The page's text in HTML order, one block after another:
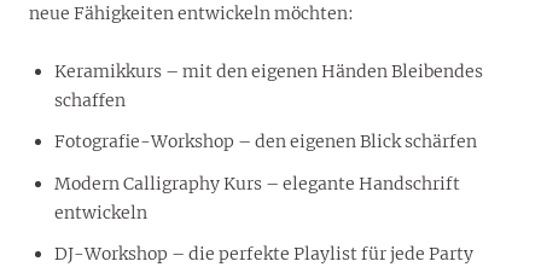
neue Fähigkeiten entwickeln möchten:
Keramikkurs – mit den eigenen Händen Bleibendes
schaffen
Fotografie-Workshop – den eigenen Blick schärfen
Modern Calligraphy Kurs – elegante Handschrift
entwickeln
DJ-Workshop – die perfekte Playlist für jede Party